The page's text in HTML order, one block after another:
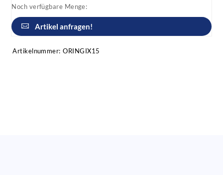
Noch verfügbare Menge:
Artikel anfragen!
Artikelnummer: ORINGIX15